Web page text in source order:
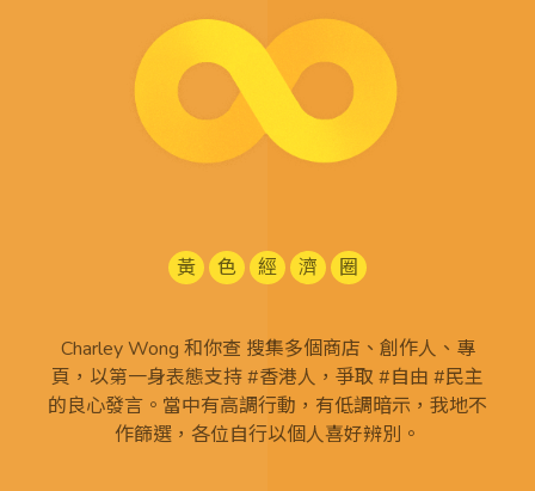
黃 色 經 濟 圈
Charley Wong 和你查 搜集多個商店、創作人、專
頁，以第一身表態支持 #香港人，爭取 #自由 #民主
的良心發言。當中有高調行動，有低調暗示，我地不
作篩選，各位自行以個人喜好辨別。